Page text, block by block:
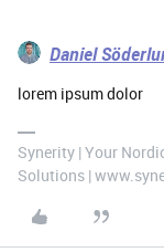
Daniel
lorem ipsum dolor
Synerity | Your
Solutions |